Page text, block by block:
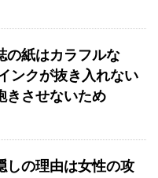
の紙はカラフルな
ンクが抜き入れない
きさせないため
しの理由は女性の攻